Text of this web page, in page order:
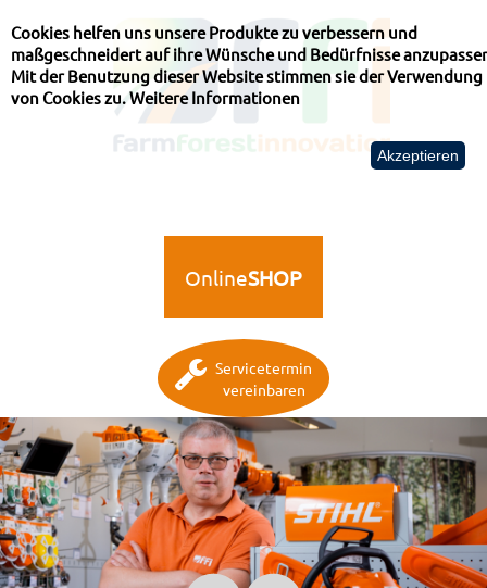
Cookies helfen uns unsere Produkte zu verbessern und
maßgeschneidert auf ihre Wünsche und Bedürfnisse
Mit der Benutzung dieser Website stimmen sie der Verwendung
von Cookies zu.Weitere Informationen
Akzeptieren
OnlineSHOP
Servicetermin
vereinbaren